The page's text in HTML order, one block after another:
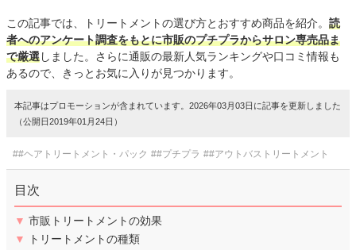
この記事では、トリートメントの選び方とおすすめ商品を紹介。 読
者へのアンケート調査をもとに市販のプチプラからサロン専売品ま
で厳選しました。さらに通販の最新人気ランキングや口コミ情報も
あるので、きっとお気に入りが見つかります。
本記事はプロモーションが含まれています。2026年03月03日に記事を更新しました
（公開日2019年01月24日）
##ヘアトリートメント・パック ##プチプラ ##アウトバストリートメント
目次
▼ 市販トリートメントの効果
▼
トリートメントの種類